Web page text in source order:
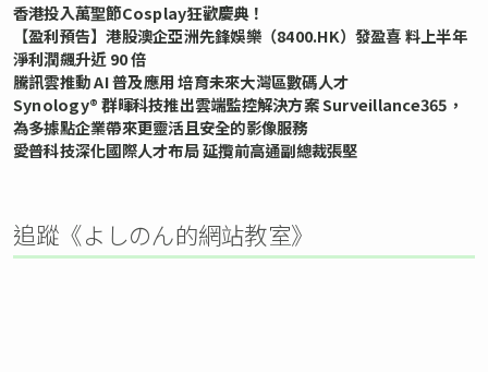
香港投入萬聖節Cosplay狂歡慶典！
【盈利預告】港股澳企亞洲先鋒娛樂（8400.HK）發盈喜 料上半年
淨利潤飆升近 90 倍
騰訊雲推動 AI 普及應用 培育未來大灣區數碼人才
Synology® 群暉科技推出雲端監控解決方案 Surveillance365，
為多據點企業帶來更靈活且安全的影像服務
愛普科技深化國際人才布局 延攬前高通副總裁張堅
追蹤《よしのん的網站教室》